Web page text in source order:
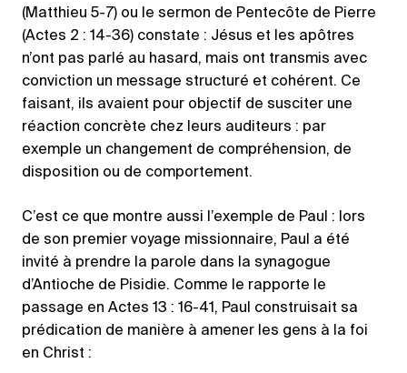
(Matthieu 5-7) ou le sermon de Pentecôte de Pierre
(Actes 2 : 14-36) constate : Jésus et les apôtres
n’ont pas parlé au hasard, mais ont transmis avec
conviction un message structuré et cohérent. Ce
faisant, ils avaient pour objectif de susciter une
réaction concrète chez leurs auditeurs : par
exemple un changement de compréhension, de
disposition ou de comportement.
C’est ce que montre aussi l’exemple de Paul : lors
de son premier voyage missionnaire, Paul a été
invité à prendre la parole dans la synagogue
d’Antioche de Pisidie. Comme le rapporte le
passage en Actes 13 : 16-41, Paul construisait sa
prédication de manière à amener les gens à la foi
en Christ :